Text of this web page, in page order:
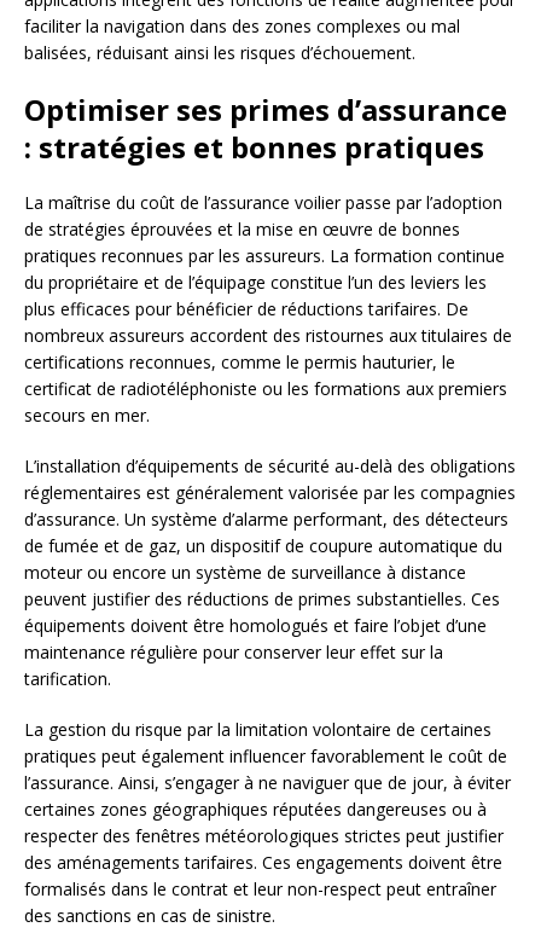
faciliter la navigation dans des zones complexes ou mal
balisées, réduisant ainsi les risques d’échouement.
Optimiser ses primes d’assurance
: stratégies et bonnes pratiques
La maîtrise du coût de l’assurance voilier passe par l’adoption
de stratégies éprouvées et la mise en œuvre de bonnes
pratiques reconnues par les assureurs. La formation continue
du propriétaire et de l’équipage constitue l’un des leviers les
plus efficaces pour bénéficier de réductions tarifaires. De
nombreux assureurs accordent des ristournes aux titulaires de
certifications reconnues, comme le permis hauturier, le
certificat de radiotéléphoniste ou les formations aux premiers
secours en mer.
L’installation d’équipements de sécurité au-delà des obligations
réglementaires est généralement valorisée par les compagnies
d’assurance. Un système d’alarme performant, des détecteurs
de fumée et de gaz, un dispositif de coupure automatique du
moteur ou encore un système de surveillance à distance
peuvent justifier des réductions de primes substantielles. Ces
équipements doivent être homologués et faire l’objet d’une
maintenance régulière pour conserver leur effet sur la
tarification.
La gestion du risque par la limitation volontaire de certaines
pratiques peut également influencer favorablement le coût de
l’assurance. Ainsi, s’engager à ne naviguer que de jour, à éviter
certaines zones géographiques réputées dangereuses ou à
respecter des fenêtres météorologiques strictes peut justifier
des aménagements tarifaires. Ces engagements doivent être
formalisés dans le contrat et leur non-respect peut entraîner
des sanctions en cas de sinistre.